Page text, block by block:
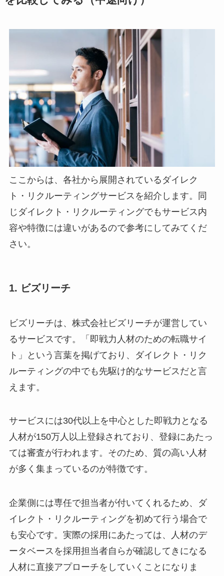
ここからは、各社から展開されているダイレク
ト・リクルーティングサービスを紹介します。同
じダイレクト・リクルーティングでもサービス内
容や特徴には違いがあるので参考にしてみてくだ
さい。
1. ビズリーチ
ビズリーチは、株式会社ビズリーチが運営してい
るサービスです。「即戦力人材のための転職サイ
ト」という言葉を掲げており、ダイレクト・リク
ルーティングの中でも先駆け的なサービスだと言
えます。
サービスには30代以上を中心とした即戦力となる
人材が150万人以上登録されており、登録にあたっ
ては審査が行われます。そのため、質の高い人材
が多く集まっているのが特徴です。
企業側には専任で担当者が付いてくれるため、ダ
イレクト・リクルーティングを初めて行う場合で
も安心です。実際の採用にあたっては、人材のデ
ータベースを採用担当者自らが確認してきになる
人材に直接アプローチをしていくことになりま